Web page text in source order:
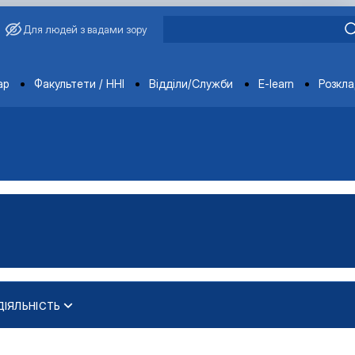
Для людей з вадами зору
Факультети / ННІ Відділи/Служби E-learn
075 «МАРКЕТИНГ» ІРП…
кваліфікаційної р…